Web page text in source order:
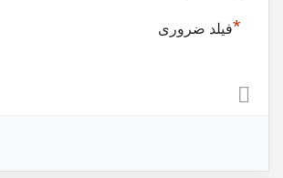
*فیلد ضروری